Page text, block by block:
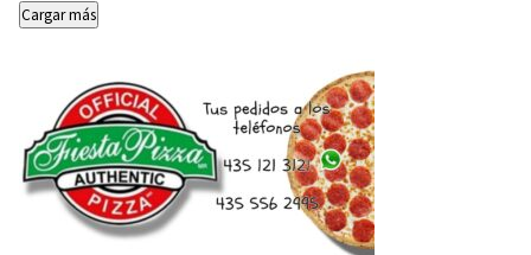
Cargar más